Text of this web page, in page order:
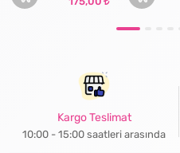
Kargo Teslimat
10:00 - 15:00 saatleri arasında